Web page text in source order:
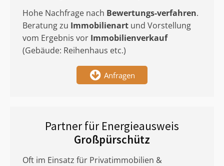
Hohe Nachfrage nach Bewertungs-verfahren.
Beratung zu Immobilienart und Vorstellung
vom Ergebnis vor Immobilienverkauf
(Gebäude: Reihenhaus etc.)
Anfragen
Partner für Energieausweis
Großpürschütz
Oft im Einsatz für Privatimmobilien &